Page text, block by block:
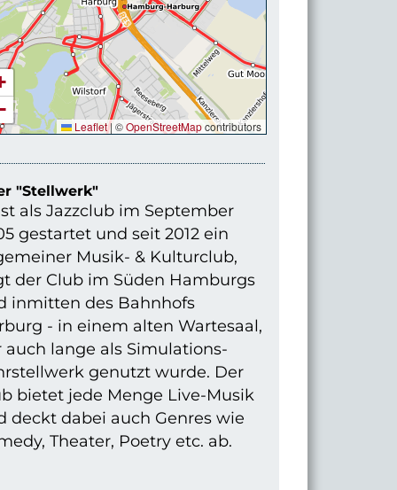
Leaflet| ©OpenStreetMapcontributors
"Stellwerk"
als Jazzclub im September
gestartet und seit 2012 ein
Musik- & Kulturclub,
der Club im Süden Hamburgs
inmitten des Bahnhofs
- in einem alten Wartesaal,
auch lange als Simulations-
genutzt wurde. Der
bietet jede Menge Live-Musik
deckt dabei auch Genres wie
Theater, Poetry etc. ab.